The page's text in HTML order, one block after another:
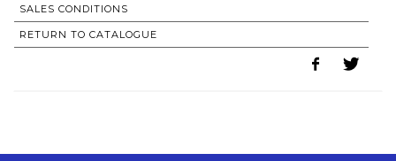
SALES CONDITIONS
RETURN TO CATALOGUE